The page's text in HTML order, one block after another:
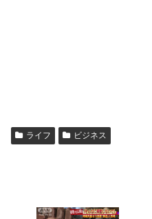
ライフ ビジネス